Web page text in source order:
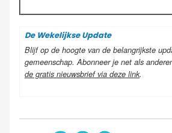
De Wekelijkse Update
Blijf op de hoogte van de belangrijkste
gemeenschap. Abonneer je net als
de gratis nieuwsbrief via deze link.